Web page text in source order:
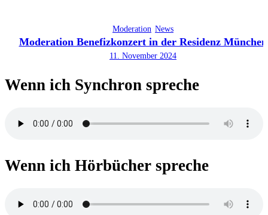
Moderation News
Moderation Benefizkonzert in der Residenz München
11. November 2024
Wenn ich Synchron spreche
Wenn ich Hörbücher spreche